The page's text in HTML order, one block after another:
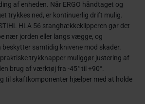
af enheden. Når ERGO håndtaget og
trykkes ned, er kontinuerlig drift mulig.
HLA 56 stanghækkeklipperen gør det
nær jorden eller langs vægge, og
beskytter samtidig knivene mod skader.
trykknapper muliggør justering af
brug af værktøj fra -45° til +90°.
til skaftkomponenter hjælper med at holde